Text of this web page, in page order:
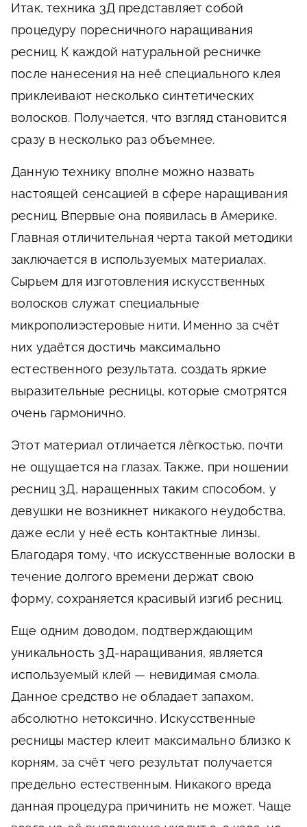
Итак, техника 3Д представляет собой
процедуру поресничного наращивания
ресниц. К каждой натуральной ресничке
после нанесения на неё специального клея
приклеивают несколько синтетических
волосков. Получается, что взгляд становится
сразу в несколько раз объемнее.
Данную технику вполне можно назвать
настоящей сенсацией в сфере наращивания
ресниц. Впервые она появилась в Америке.
Главная отличительная черта такой методики
заключается в используемых материалах.
Сырьем для изготовления искусственных
волосков служат специальные
микрополиэстеровые нити. Именно за счёт
них удаётся достичь максимально
естественного результата, создать яркие
выразительные ресницы, которые смотрятся
очень гармонично.
Этот материал отличается лёгкостью, почти
не ощущается на глазах. Также, при ношении
ресниц 3Д, наращенных таким способом, у
девушки не возникнет никакого неудобства,
даже если у неё есть контактные линзы.
Благодаря тому, что искусственные волоски в
течение долгого времени держат свою
форму, сохраняется красивый изгиб ресниц.
Еще одним доводом, подтверждающим
уникальность 3Д-наращивания, является
используемый клей — невидимая смола.
Данное средство не обладает запахом,
абсолютно нетоксично. Искусственные
ресницы мастер клеит максимально близко к
корням, за счёт чего результат получается
предельно естественным. Никакого вреда
данная процедура причинить не может. Чаще